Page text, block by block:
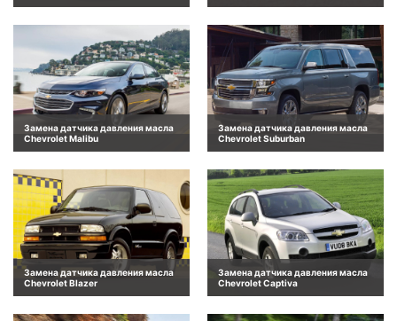
Замена датчика давления масла
Chevrolet Malibu
Замена датчика давления масла
Chevrolet Suburban
Замена датчика давления масла
Chevrolet Blazer
Замена датчика давления масла
Chevrolet Captiva